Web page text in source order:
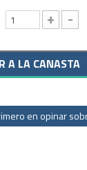
+ -
en opinar